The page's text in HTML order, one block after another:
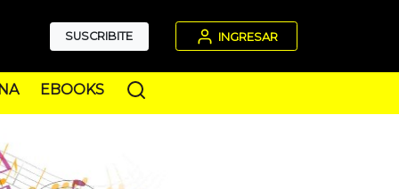
SUSCRIBITE INGRESAR
EBOOKS